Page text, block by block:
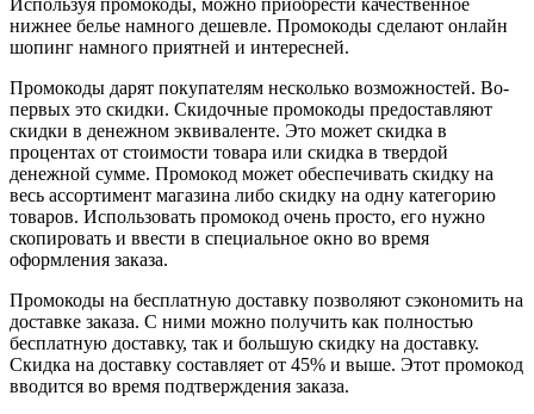
нижнее белье намного дешевле. Промокоды сделают онлайн
шопинг намного приятней и интересней.
Промокоды дарят покупателям несколько возможностей. Во-
первых это скидки. Скидочные промокоды предоставляют
скидки в денежном эквиваленте. Это может скидка в
процентах от стоимости товара или скидка в твердой
денежной сумме. Промокод может обеспечивать скидку на
весь ассортимент магазина либо скидку на одну категорию
товаров. Использовать промокод очень просто, его нужно
скопировать и ввести в специальное окно во время
оформления заказа.
Промокоды на бесплатную доставку позволяют сэкономить на
доставке заказа. С ними можно получить как полностью
бесплатную доставку, так и большую скидку на доставку.
Скидка на доставку составляет от 45% и выше. Этот промокод
вводится во время подтверждения заказа.